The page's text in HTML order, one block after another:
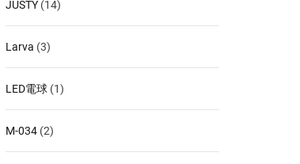
JUSTY (14)
Larva (3)
LED電球 (1)
M-034 (2)